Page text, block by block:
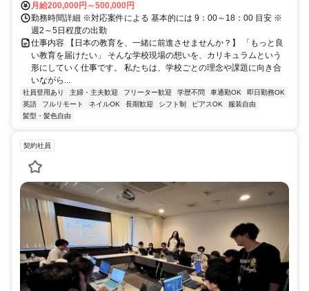
月給200,000円～500,000円
勤務時間詳細 ※対応案件による 基本的には 9：00～18：00 目安 ※
週2～5日程度の出勤
仕事内容 【日本の教育を、一緒に前進させませんか？】 「もっと良
い教育を届けたい」 そんな学校現場の想いを、カリキュラムという
形にしていく仕事です。 私たちは、学校ごとの理念や課題に向き合
いながら...
社員登用あり 主婦・主夫歓迎 フリーター歓迎 学歴不問 車通勤OK
即日勤務OK
英語
フルリモート ネイルOK 長期歓迎 シフト制 ピアスOK
服装自由
髪型・髪色自由
契約社員